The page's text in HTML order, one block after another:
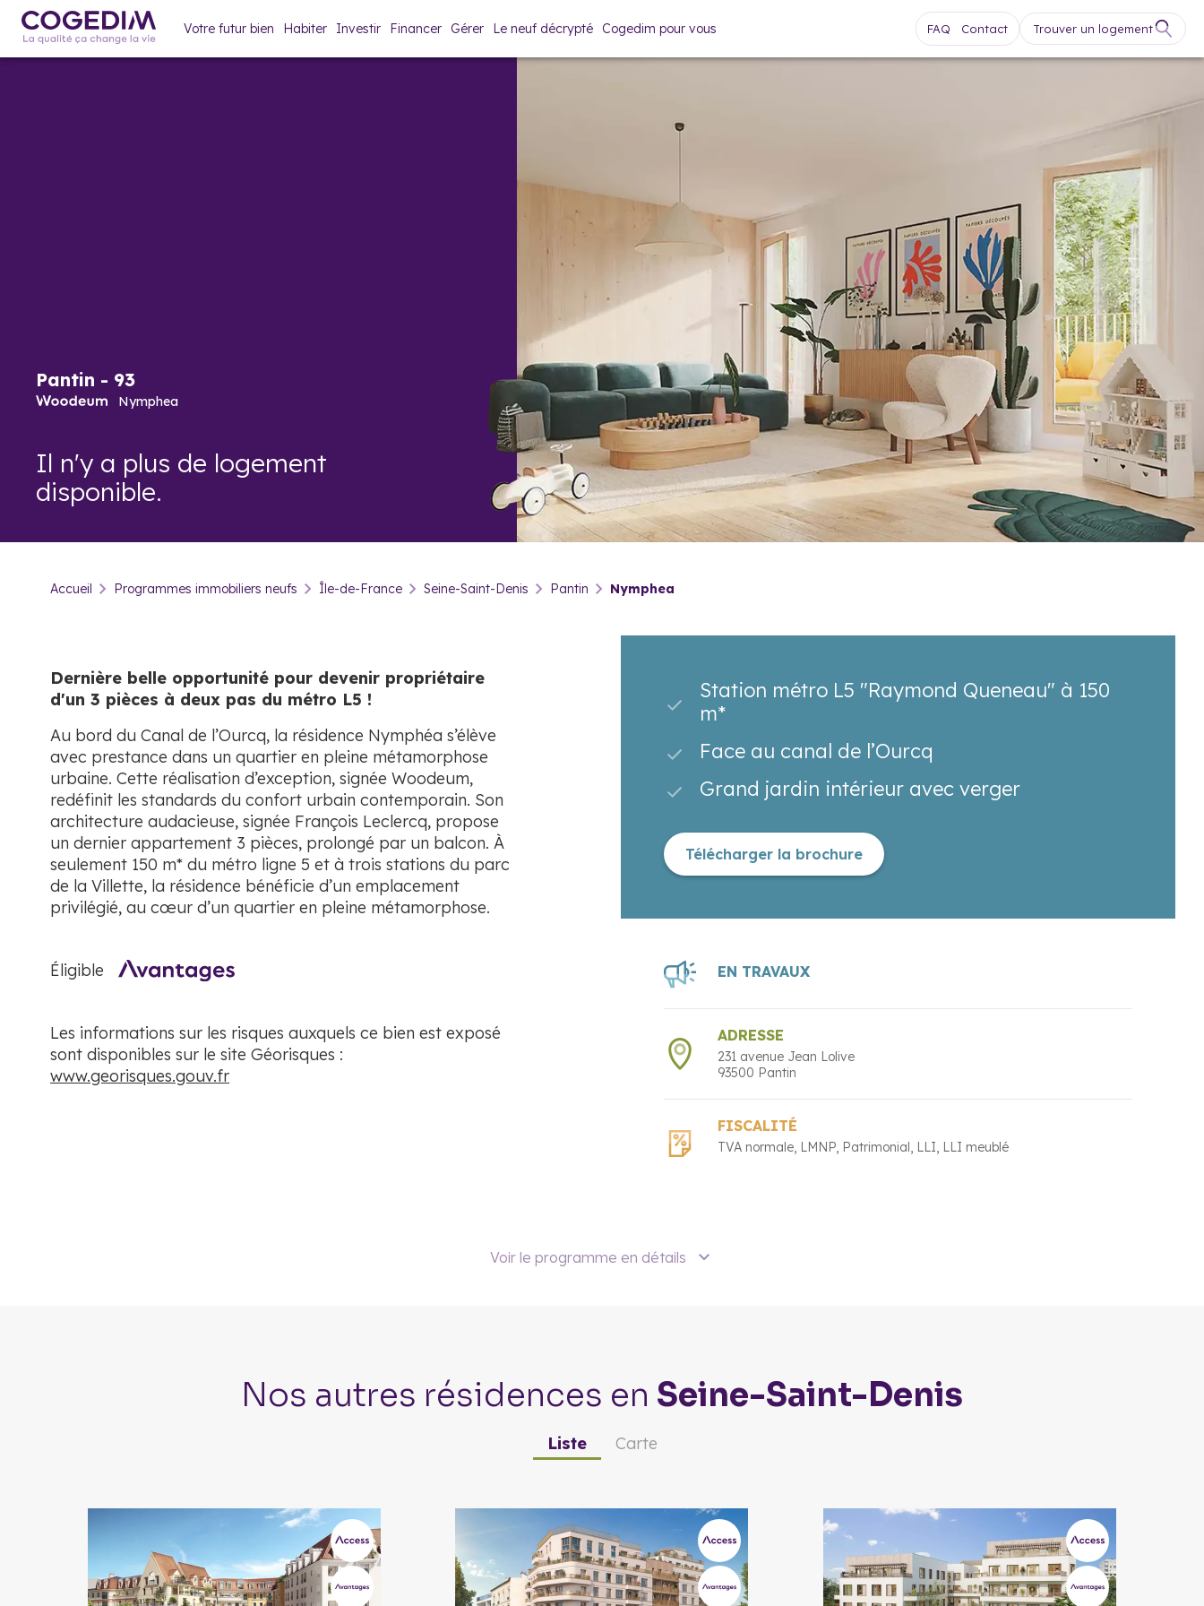
Votre futur bien Habiter Investir Financer Gérer Le neuf décrypté Cogedim pour vous FAQ Contact Trouver un logement
Pantin - 93
Nymphea
Il n'y a plus de logement
disponible.
Accueil Programmes immobiliers neufs Île-de-France Seine-Saint-Denis Pantin Nymphea
Station métro L5 "Raymond Queneau" à 150
m*
Face au canal de l’Ourcq
Grand jardin intérieur avec verger
Télécharger la brochure
EN TRAVAUX
ADRESSE
231 avenue Jean Lolive
93500 Pantin
FISCALITÉ
TVA normale LMNP Patrimonial LLI LLI meublé
Dernière belle opportunité pour devenir propriétaire
d'un 3 pièces à deux pas du métro L5 !
Au bord du Canal de l’Ourcq, la résidence Nymphéa s’élève
avec prestance dans un quartier en pleine métamorphose
urbaine. Cette réalisation d’exception, signée Woodeum,
redéfinit les standards du confort urbain contemporain. Son
architecture audacieuse, signée François Leclercq, propose
un dernier appartement 3 pièces, prolongé par un balcon. À
seulement 150 m* du métro ligne 5 et à trois stations du parc
de la Villette, la résidence bénéficie d’un emplacement
privilégié, au cœur d’un quartier en pleine métamorphose.
Éligible
Les informations sur les risques auxquels ce bien est exposé
sont disponibles sur le site Géorisques :
www.georisques.gouv.fr
Voir le programme en détails
Nos autres résidences en Seine-Saint-Denis
Liste Carte